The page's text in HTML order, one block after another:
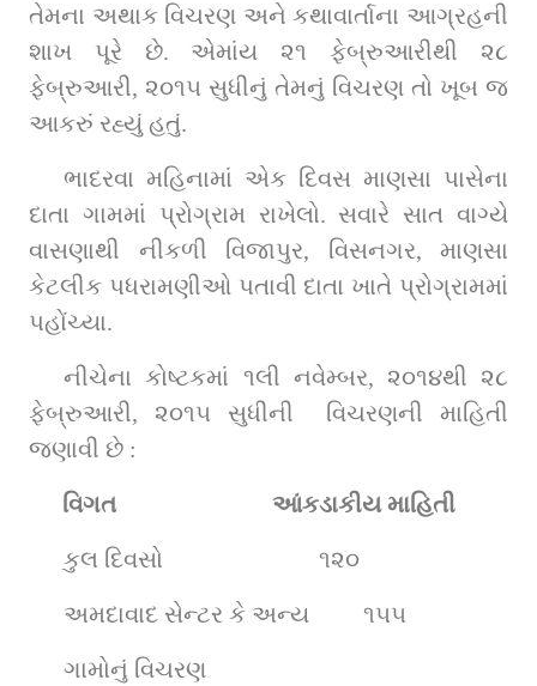
તેમના અથાક વિચરણ અને કથાવાર્તાના આગ્રહની
શાખ પૂરે છે. એમાંય ૨૧ ફેબ્રુઆરીથી ૨૮
ફેબ્રુઆરી, ૨૦૧૫ સુધીનું તેમનું વિચરણ તો ખૂબ જ
આકરું રહ્યું હતું.
ભાદરવા મહિનામાં એક દિવસ માણસા પાસેના
દાતા ગામમાં પ્રોગ્રામ રાખેલો. સવારે સાત વાગ્યે
વાસણાથી નીકળી વિજાપુર, વિસનગર, માણસા
કેટલીક પધરામણીઓ પતાવી દાતા ખાતે પ્રોગ્રામમાં
પહોંચ્યા.
નીચેના કોષ્ટકમાં ૧લી નવેમ્બર, ૨૦૧૪થી ૨૮
ફેબ્રુઆરી, ૨૦૧૫ સુધીની  વિચરણની માહિતી
જણાવી છે :
વિગત                          આંકડાકીય માહિતી
કુલ દિવસો ૧૨૦
અમદાવાદ સેન્ટર કે અન્ય ૧૫૫
ગામોનું વિચરણ